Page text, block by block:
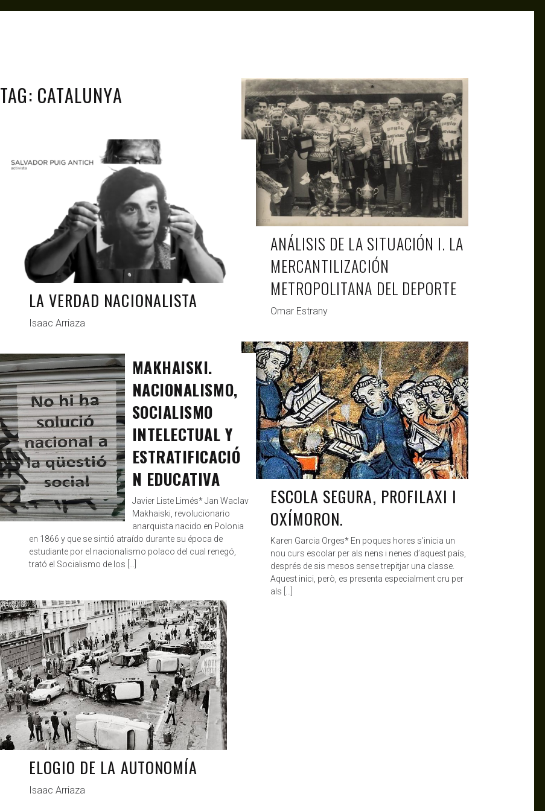
TAG: CATALUNYA ANTAGONISTAS JUL 4, 2026
ANÁLISIS DE LA SITUACIÓN I. LA
MERCANTILIZACIÓN
METROPOLITANA DEL DEPORTE
Omar Estrany
ANTAGONISTAS FEB 12, 2021
LA VERDAD NACIONALISTA
Isaac Arriaza
ANTAGONISTAS SEP 14, 2020
ESCOLA SEGURA, PROFILAXI I
OXÍMORON.
Karen Garcia Orges* En poques hores s’inicia un
nou curs escolar per als nens i nenes d’aquest país,
després de sis mesos sense trepitjar una classe.
Aquest inici, però, es presenta especialment cru per
als […]
ANTAGONISTAS OCT 23, 2019
MAKHAISKI.
NACIONALISMO,
SOCIALISMO
INTELECTUAL Y
ESTRATIFICACIÓ
N EDUCATIVA
Javier Liste Limés* Jan Waclav
Makhaiski, revolucionario
anarquista nacido en Polonia
en 1866 y que se sintió atraído durante su época de
estudiante por el nacionalismo polaco del cual renegó,
trató el Socialismo de los […]
ANTAGONISTAS JUL 17, 2019
ELOGIO DE LA AUTONOMÍA
Isaac Arriaza